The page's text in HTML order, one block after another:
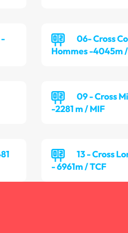
-
06- Cross
Hommes -4045m
09 - Cross
-2281 m / MIF
13 - Cross
- 6961m / TCF